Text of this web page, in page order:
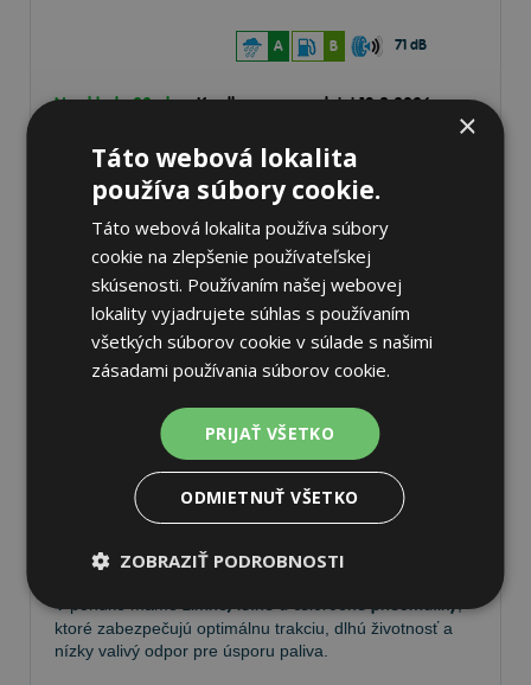
A B 71 dB
Na sklade 20+ ks-K odberu na predajni 13.8.2026
157,77 €
Pneumatiky
a úspornú jazdu. Na
nájdete široký výber
pneumatík pre rôzne typy vozidiel a jazdných
Ponúkameprémiové značky, akoContinental ,Barum
Michelin ,Pirelli,DunlopaNokian.
V ponuke máme zimné, letné a celoročné pneumatiky
ktoré zabezpečujú optimálnu trakciu, dlhú životnosť a
nízky valivý odpor pre úsporu paliva.
×
Táto webová lokalita
používa súbory cookie.
Táto webová lokalita používa súbory
cookie na zlepšenie používateľskej
skúsenosti. Používaním našej webovej
lokality vyjadrujete súhlas s používaním
všetkých súborov cookie v súlade s našimi
zásadami používania súborov cookie.
PRIJAŤ VŠETKO
ODMIETNUŤ VŠETKO
ZOBRAZIŤ PODROBNOSTI